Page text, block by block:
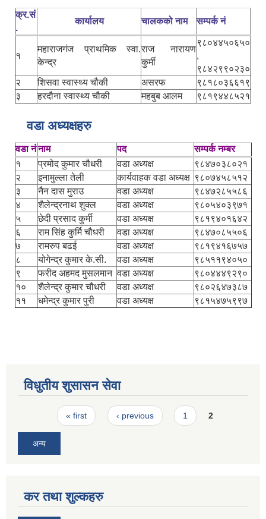
क्र.सं
.
कार्यालय चालकको नाम सम्पर्क नं
१
महाराजगंज प्राथमिक स्वा.
केन्द्र
राज नारायण
कुर्मी
९८०४४५०६५०
,
९८४२९९०२३०
२
शिसवा स्वास्थ्य चौकी असरफ
९८१८०३६६१९
३
हरदौना स्वास्थ्य चौकी महबुब आलम ९८१९४४८५२१
वडा अध्यक्षहरु
वडा नंनाम पद
सम्पर्क नम्बर
१
प्रमोद कुमार चौधरी वडा अध्यक्ष
९८४७०३८०२१
२
इनामुल्ला तेली कार्यवाहक वडा अध्यक्ष ९८०७४५८५१२
३
नैन दास मुराउ वडा अध्यक्ष
९८४७२८५५८६
४
शैलेन्द्रनाथ शुक्ल वडा अध्यक्ष
९८०५४०३९७१
५
छेदी प्रसाद कुर्मी वडा अध्यक्ष
९८१९४०१६४२
६
राम सिंह कुर्मि चौधरी वडा अध्यक्ष
९८४७०८५५०६
७
रामरुप बढई वडा अध्यक्ष
९८१९४१६७५७
८
योगेन्द्र कुमार के.सी. वडा अध्यक्ष
९८५११९४०५०
९
फरीद अहमद मुसलमान वडा अध्यक्ष
९८०४४४९२९०
१०
शैलेन्द्र कुमार चौधरी वडा अध्यक्ष
९८०२६४७३८७
११
धमेन्द्र कुमार पुरी वडा अध्यक्ष ९८१५४७५९९७
विधुतीय शुसासन सेवा
Pages« first ‹ previous 1 2
अन्य
कर तथा शुल्कहरु